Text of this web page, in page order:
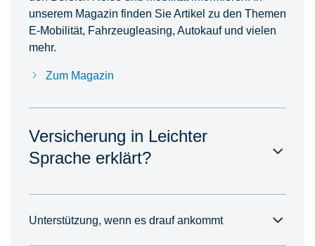
unserem Magazin finden Sie Artikel zu den Themen
E-Mobilität, Fahrzeugleasing, Autokauf und vielen
mehr.
Zum Magazin
Versicherung in Leichter
Sprache erklärt?
Unterstützung, wenn es drauf ankommt